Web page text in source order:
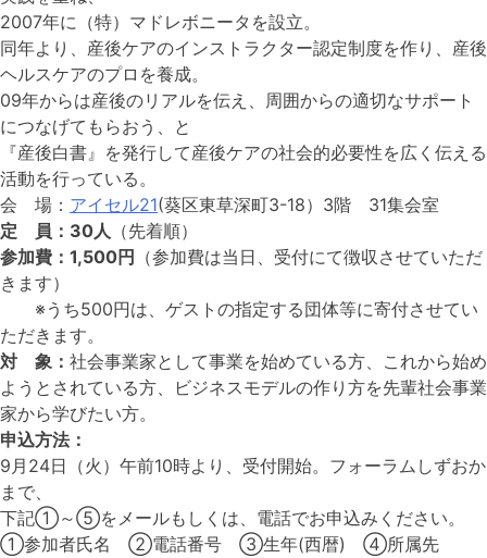
2007年に（特）マドレボニータを設立。
同年より、産後ケアのインストラクター認定制度を作り、産後
ヘルスケアのプロを養成。
09年からは産後のリアルを伝え、周囲からの適切なサポート
につなげてもらおう、と
『産後白書』を発行して産後ケアの社会的必要性を広く伝える
活動を行っている。
会 場： アイセル21(葵区東草深町3-18）3階 31集会室
定 員：30人 （先着順）
参加費：1,500円
（参加費は当日、受付にて徴収させていただ
きます）
※うち500円は、ゲストの指定する団体等に寄付させてい
ただきます。
対 象： 社会事業家として事業を始めている方、これから始め
ようとされている方、ビジネスモデルの作り方を先輩社会事業
家から学びたい方。
申込方法：
9月24日（火）午前10時より、受付開始。フォーラムしずおか
まで、
下記①～⑤をメールもしくは、電話でお申込みください。
①参加者氏名 ②電話番号 ③生年(西暦) ④所属先